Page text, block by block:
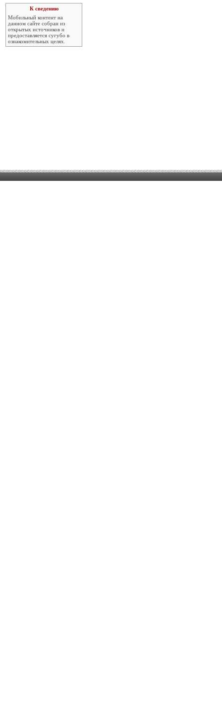
К сведению
Мобильный контент на
данном сайте собран из
открытых источников и
предоставляется сугубо в
ознакомительных целях.